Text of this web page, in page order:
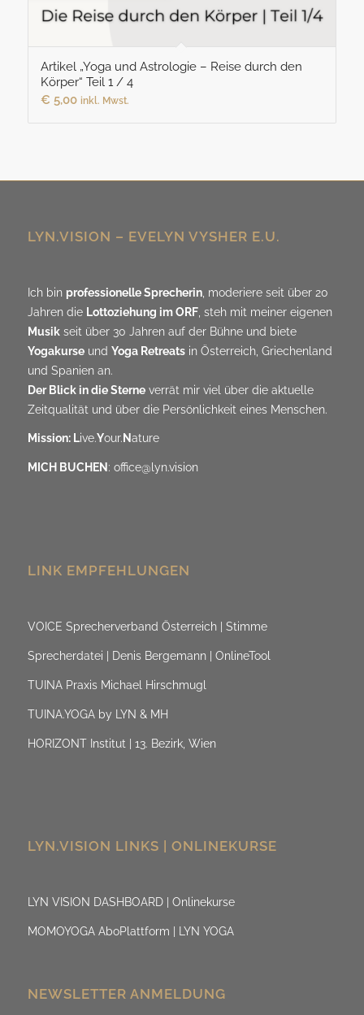
Artikel „Yoga und Astrologie – Reise durch den
Körper“ Teil 1 / 4
€ 5,00 inkl. Mwst.
LYN.VISION – EVELYN VYSHER E.U.
Ich bin professionelle Sprecherin, moderiere seit über 20
Jahren die Lottoziehung im ORF, steh mit meiner eigenen
Musikseit über 30 Jahren auf der Bühne und biete
Yogakurseund Yoga Retreatsin Österreich, Griechenland
und Spanien an.
Der Blick in die Sterneverrät mir viel über die aktuelle
Zeitqualität und über die Persönlichkeit eines Menschen.
Mission: Live.Your. Nature
MICH BUCHEN : office@lyn.vision
LINK EMPFEHLUNGEN
VOICE Sprecherverband Österreich | Stimme
Sprecherdatei | Denis Bergemann | OnlineTool
TUINA Praxis Michael Hirschmugl
TUINA.YOGA by LYN & MH
HORIZONT Institut | 13. Bezirk, Wien
LYN.VISION LINKS | ONLINEKURSE
LYN VISION DASHBOARD | Onlinekurse
MOMOYOGA AboPlattform | LYN YOGA
NEWSLETTER ANMELDUNG